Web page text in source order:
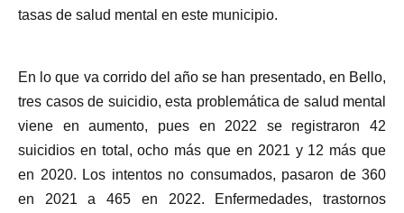
tasas de salud mental en este municipio.
En lo que va corrido del año se han presentado, en Bello,
tres casos de suicidio, esta problemática de salud mental
viene en aumento, pues en 2022 se registraron 42
suicidios en total, ocho más que en 2021 y 12 más que
en 2020. Los intentos no consumados, pasaron de 360
en 2021 a 465 en 2022. Enfermedades, trastornos